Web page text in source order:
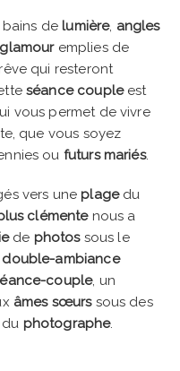
bains de lumière, angles
emplies de
qui resteront
séance couple est
vous permet de vivre
que vous soyez
ou futurs mariés.
vers une plage du
clémentenous a
de photos sous le
double-ambiance
couple, un
âmes sœurs sous des
du photographe.